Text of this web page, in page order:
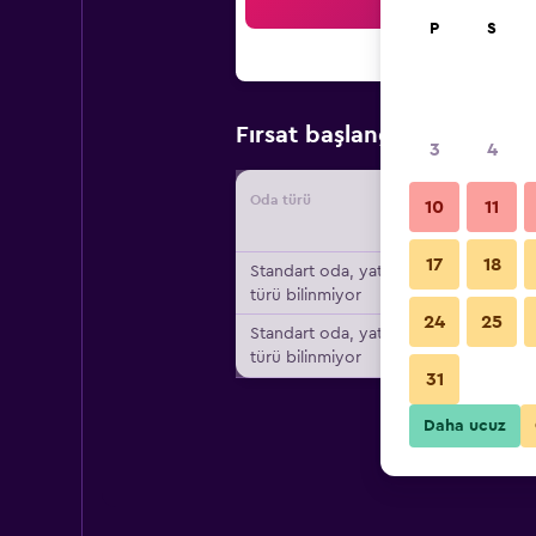
Fırsat başlangıç fiyatı
Oda türü Tedarikçi
Standart oda, yatak
türü bilinmiyor
Standart oda, yatak
türü bilinmiyor
P S
3 4
10 11
17 18
24 25
31
Daha ucuz